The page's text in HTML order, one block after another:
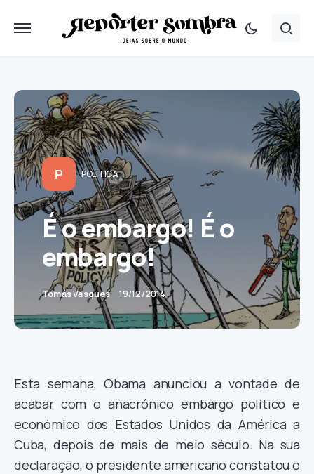
P POLÍTICA
É o embargo! É o
embargo!
Tomás Vasques 19/12/2014
Esta semana, Obama anunciou a vontade de
acabar com o anacrónico embargo político e
económico dos Estados Unidos da América a
Cuba, depois de mais de meio século. Na sua
declaração, o presidente americano constatou o